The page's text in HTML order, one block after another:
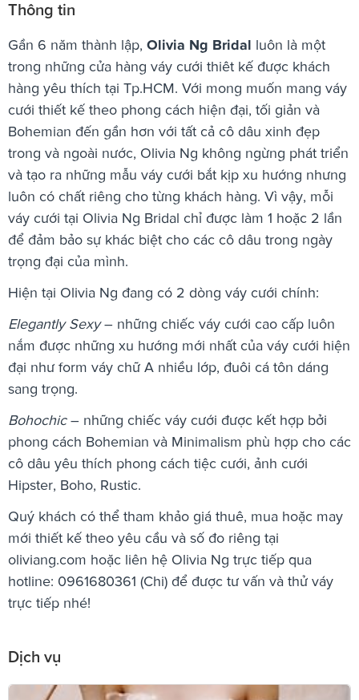
Thông tin
Gần 6 năm thành lập, Olivia Ng Bridal luôn là một
trong những cửa hàng váy cưới thiêt kế được khách
hàng yêu thích tại Tp.HCM. Với mong muốn mang váy
cưới thiết kế theo phong cách hiện đại, tối giản và
Bohemian đến gần hơn với tất cả cô dâu xinh đẹp
trong và ngoài nước, Olivia Ng không ngừng phát triển
và tạo ra những mẫu váy cưới bắt kịp xu hướng nhưng
luôn có chất riêng cho từng khách hàng. Vì vậy, mỗi
váy cưới tại Olivia Ng Bridal chỉ được làm 1 hoặc 2 lần
để đảm bảo sự khác biệt cho các cô dâu trong ngày
trọng đại của mình.
Hiện tại Olivia Ng đang có 2 dòng váy cưới chính:
Elegantly Sexy– những chiếc váy cưới cao cấp luôn
nắm được những xu hướng mới nhất của váy cưới hiện
đại như form váy chữ A nhiều lớp, đuôi cá tôn dáng
sang trọng.
Bohochic– những chiếc váy cưới được kết hợp bởi
phong cách Bohemian và Minimalism phù hợp cho các
cô dâu yêu thích phong cách tiệc cưới, ảnh cưới
Hipster, Boho, Rustic.
Quý khách có thể tham khảo giá thuê, mua hoặc may
mới thiết kế theo yêu cầu và số đo riêng tại
oliviang.com hoặc liên hệ Olivia Ng trực tiếp qua
hotline: 0961680361 (Chi) để được tư vấn và thử váy
trực tiếp nhé!
Dịch vụ